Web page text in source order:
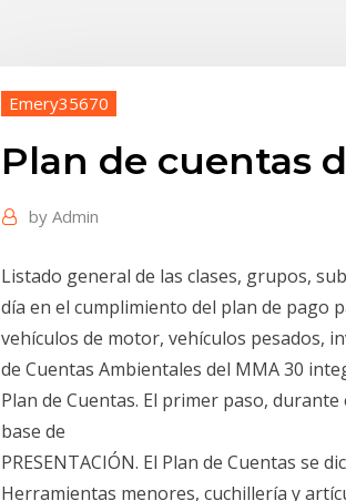
Emery35670
Plan de cuentas
by Admin
Listado general de las clases, grupos,
día en el cumplimiento del plan de pago
vehículos de motor, vehículos pesados,
de Cuentas Ambientales del MMA 30
Plan de Cuentas. El primer paso,
base de
PRESENTACIÓN. El Plan de Cuentas se
Herramientas menores, cuchillería y